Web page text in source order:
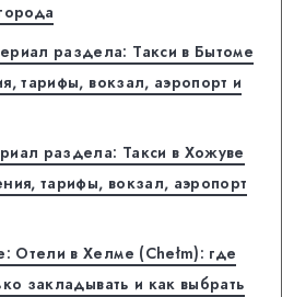
раздела: Такси в Бытоме
тарифы, вокзал, аэропорт и
раздела: Такси в Хожуве
тарифы, вокзал, аэропорт
Отели в Хелме (Chełm): где
закладывать и как выбрать